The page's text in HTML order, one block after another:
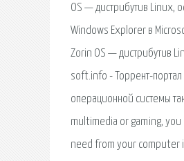
OS — дистрибутив Linux,
Windows Explorer в
Zorin OS — дистрибутив
soft.info - Торрент-портал
операционной системы
multimedia or gaming,
need from your computer